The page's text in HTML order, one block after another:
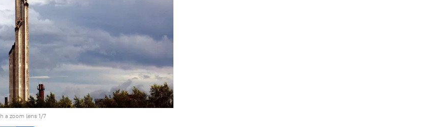
a zoom lens 1/7